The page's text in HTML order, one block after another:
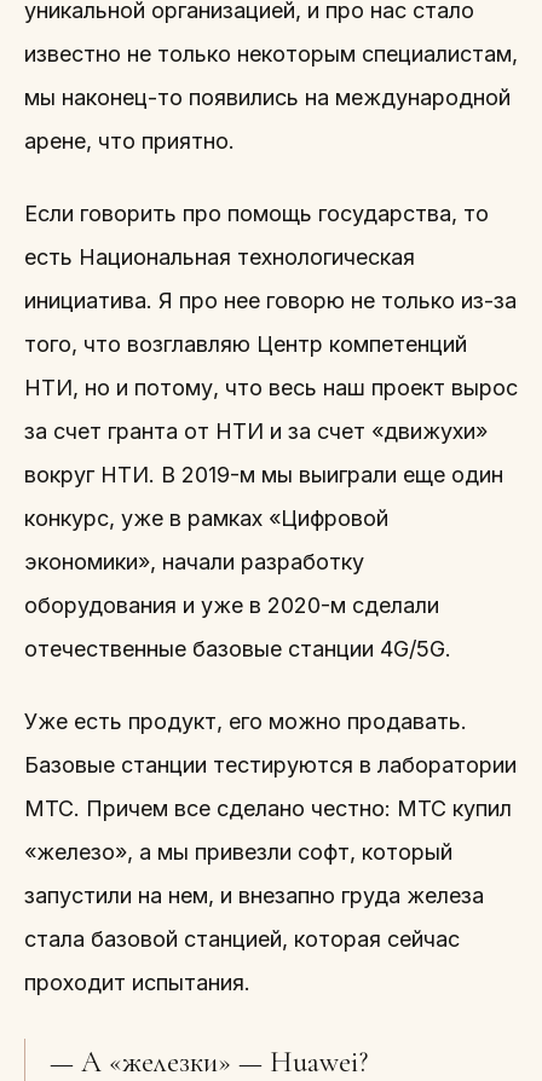
уникальной организацией, и про нас стало
известно не только некоторым специалистам,
мы наконец-то появились на международной
арене, что приятно.
Если говорить про помощь государства, то
есть Национальная технологическая
инициатива. Я про нее говорю не только из-за
того, что возглавляю Центр компетенций
НТИ, но и потому, что весь наш проект вырос
за счет гранта от НТИ и за счет «движухи»
вокруг НТИ. В 2019-м мы выиграли еще один
конкурс, уже в рамках «Цифровой
экономики», начали разработку
оборудования и уже в 2020-м сделали
отечественные базовые станции 4G/5G.
Уже есть продукт, его можно продавать.
Базовые станции тестируются в лаборатории
МТС. Причем все сделано честно: МТС купил
«железо», а мы привезли софт, который
запустили на нем, и внезапно груда железа
стала базовой станцией, которая сейчас
проходит испытания.
— А «железки» — Huawei?